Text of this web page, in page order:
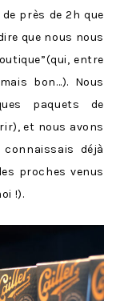
près de 2h que
que nous nous
entre
bon…). Nous
paquets de
et nous avons
déjà
proches venus
!).